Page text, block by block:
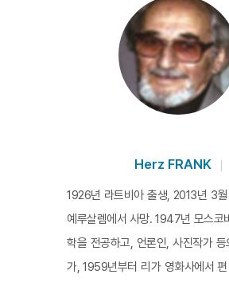
Herz FRANK
1926년 라트비아 출생, 2013년 3
예루살렘에서 사망. 1947년 모스코
학을 전공하고, 언론인, 사진작가
가, 1959년부터 리가 영화사에서 편